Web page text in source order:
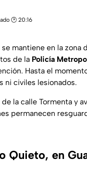
🕑 20:16
mantiene en la zona
de la Policía
Hasta el
ni civiles lesionados.
la calle Tormenta y
permanecen
Quieto, en